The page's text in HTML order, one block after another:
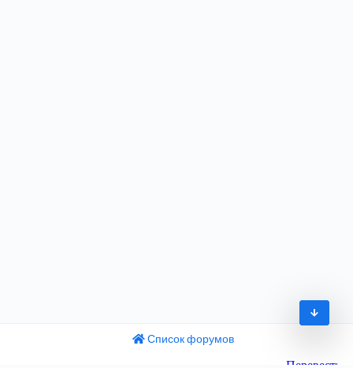
Список форумов